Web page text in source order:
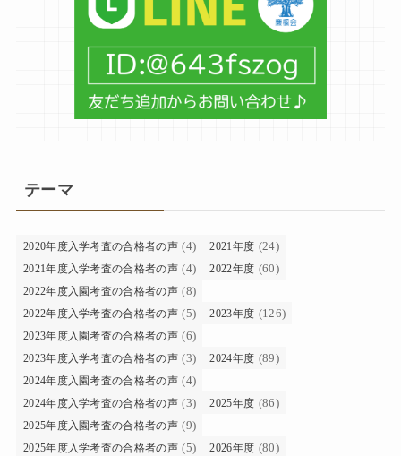
テーマ
2020年度入学考査の合格者の声 (4) 2021年度 (24)
2021年度入学考査の合格者の声 (4) 2022年度 (60)
2022年度入園考査の合格者の声 (8)
2022年度入学考査の合格者の声 (5) 2023年度 (126)
2023年度入園考査の合格者の声 (6)
2023年度入学考査の合格者の声 (3) 2024年度 (89)
2024年度入園考査の合格者の声 (4)
2024年度入学考査の合格者の声 (3) 2025年度 (86)
2025年度入園考査の合格者の声 (9)
2025年度入学考査の合格者の声 (5) 2026年度 (80)